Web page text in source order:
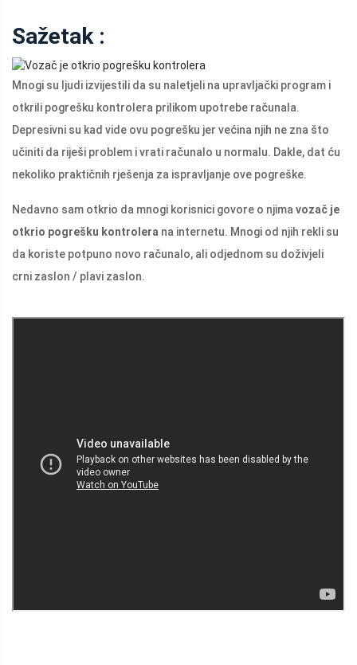
Sažetak :
Mnogi su ljudi izvijestili da su naletjeli na upravljački program i
otkrili pogrešku kontrolera prilikom upotrebe računala.
Depresivni su kad vide ovu pogrešku jer većina njih ne zna što
učiniti da riješi problem i vrati računalo u normalu. Dakle, dat ću
nekoliko praktičnih rješenja za ispravljanje ove pogreške.
Nedavno sam otkrio da mnogi korisnici govore o njima vozač je
otkrio pogrešku kontrolera na internetu. Mnogi od njih rekli su
da koriste potpuno novo računalo, ali odjednom su doživjeli
crni zaslon / plavi zaslon.